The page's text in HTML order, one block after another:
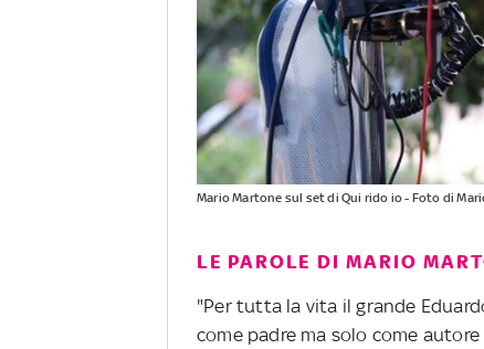
Mario Martone sul set di Qui rido io - Foto di
LE PAROLE DI MARIO
"Per tutta la vita il grande
come padre ma solo come